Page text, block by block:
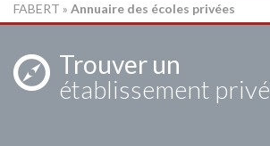
FABERT » Annuaire des écoles privées
Trouver un
établissement privé